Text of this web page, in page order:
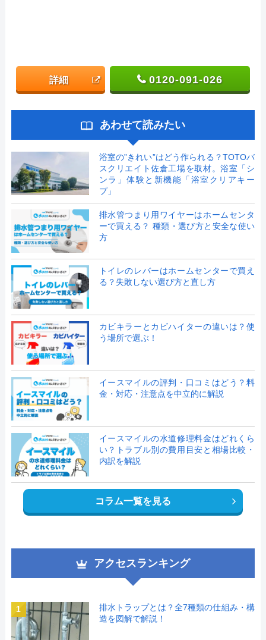
詳細 0120-091-026
あわせて読みたい
浴室の”きれい”はどう作られる？TOTOバ
スクリエイト佐倉工場を取材。浴室「シ
ンラ」体験と新機能「浴室クリアキー
プ」
排水管つまり用ワイヤーはホームセンタ
ーで買える？ 種類・選び方と安全な使い
方
トイレのレバーはホームセンターで買え
る？失敗しない選び方と直し方
カビキラーとカビハイターの違いは？使
う場所で選ぶ！
イースマイルの評判・口コミはどう？料
金・対応・注意点を中立的に解説
イースマイルの水道修理料金はどれくら
い？トラブル別の費用目安と相場比較・
内訳を解説
コラム一覧を見る
アクセスランキング
1
排水トラップとは？全7種類の仕組み・構
造を図解で解説！